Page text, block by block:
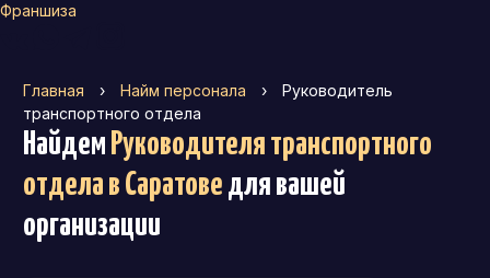
Франшиза
Главная › Найм персонала ›
Руководитель
транспортного отдела
Найдем Руководителя транспортного
отдела в Саратове для вашей
организации